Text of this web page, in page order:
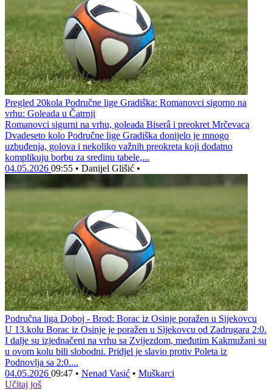
Pregled 20kola Područne lige Gradiška: Romanovci sigorno na
vrhu: Goleada u Čatrnji
Romanovci sigurni na vrhu, goleada Biserâ i preokret Mrčevaca
Dvadeseto kolo Područne lige Gradiška donijelo je mnogo
uzbuđenja, golova i nekoliko važnih preokreta koji dodatno
komplikuju borbu za sredinu tabele,...
04.05.2026 09:55 • Danijel Glišić •
Područna liga Doboj - Brod: Borac iz Osinje poražen u Sijekovcu
U 13.kolu Borac iz Osinje je poražen u Sijekovcu od Zadrugara 2:0.
I dalje su izjednačeni na vrhu sa Zvijezdom, međutim Kakmužani su
u ovom kolu bili slobodni. Pridjel je slavio protiv Poleta iz
Podnovlja sa 2:0....
04.05.2026 09:47 • Nenad Vasić • Muškarci
Učitaj još